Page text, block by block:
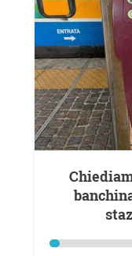
Chiediamo un’obliteratrice sulla